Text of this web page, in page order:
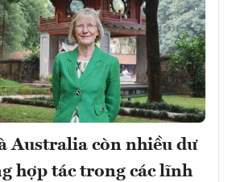
Australia còn nhiều dư
hợp tác trong các lĩnh